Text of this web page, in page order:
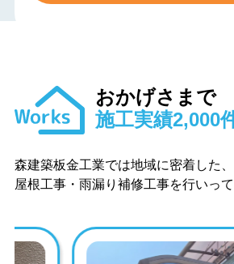
おかげさまで
施工実績2,000
森建築板金工業では地域に密着した、
屋根工事・雨漏り補修工事を行いって